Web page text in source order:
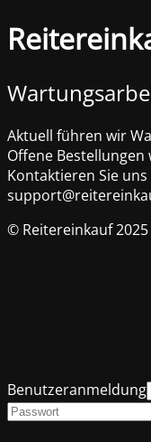
Aktuell führen wir
Offene
Kontaktieren Sie
© Reitereinkauf 2025
Benutzeranmeldung